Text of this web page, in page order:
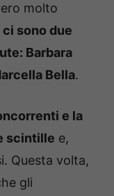
molto
ci sono due
Barbara
Bella.
e la
scintille e,
Questa volta,
gli